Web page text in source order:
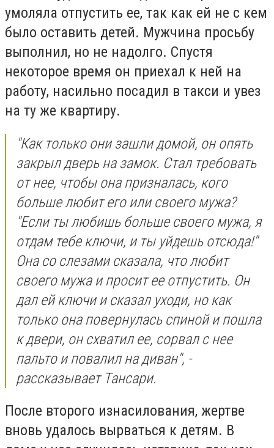
умоляла отпустить ее, так как ей не с кем
было оставить детей. Мужчина просьбу
выполнил, но не надолго. Спустя
некоторое время он приехал к ней на
работу, насильно посадил в такси и увез
на ту же квартиру.
"Как только они зашли домой, он опять
закрыл дверь на замок. Стал требовать
от нее, чтобы она призналась, кого
больше любит его или своего мужа?
"Если ты любишь больше своего мужа, я
отдам тебе ключи, и ты уйдешь отсюда!"
Она со слезами сказала, что любит
своего мужа и просит ее отпустить. Он
дал ей ключи и сказал уходи, но как
только она повернулась спиной и пошла
к двери, он схватил ее, сорвал с нее
пальто и повалил на диван", -
рассказывает Тансари.
После второго изнасилования, жертве
вновь удалось вырваться к детям. В